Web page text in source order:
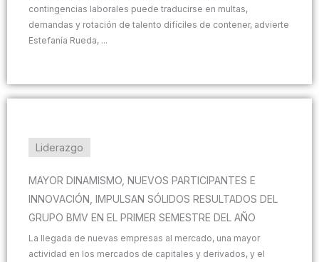
contingencias laborales puede traducirse en multas,
demandas y rotación de talento difíciles de contener, advierte
Estefanía Rueda, ...
Liderazgo
MAYOR DINAMISMO, NUEVOS PARTICIPANTES E
INNOVACIÓN, IMPULSAN SÓLIDOS RESULTADOS DEL
GRUPO BMV EN EL PRIMER SEMESTRE DEL AÑO
La llegada de nuevas empresas al mercado, una mayor
actividad en los mercados de capitales y derivados, y el